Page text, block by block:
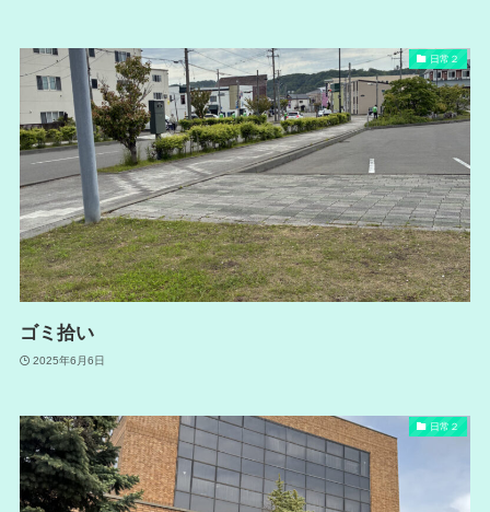
日常２
ゴミ拾い
2025年6月6日
日常２